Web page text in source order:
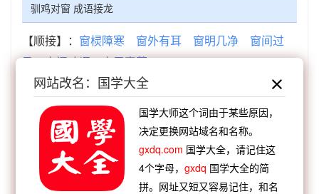
驯鸡对窗 成语接龙
【顺接】： 窗棂障寒 窗外有耳 窗明几净
窗间过
马
窗间鸡语
窗雪囊萤
【顺接】：驯鸡对窗 净几明窗
雾阁云
添烛西窗 高卧北窗 剪烛西窗
十年寒窗
【逆接】： 野性难驯 异雉飞驯 桀傲不驯
桀骜不驯 桀骜难驯 龙性难驯
车至鹿驯
【逆接】：驯鸡对窗 驯海客鸥
网站改名：国学大全
国学大师这个词由于某些原因，
决定更换网站域名和名称。
gxdq.com 国学大全，请记住这
4个字母，gxdq 国学大全的简
拼。网址又短又容易记住，和名